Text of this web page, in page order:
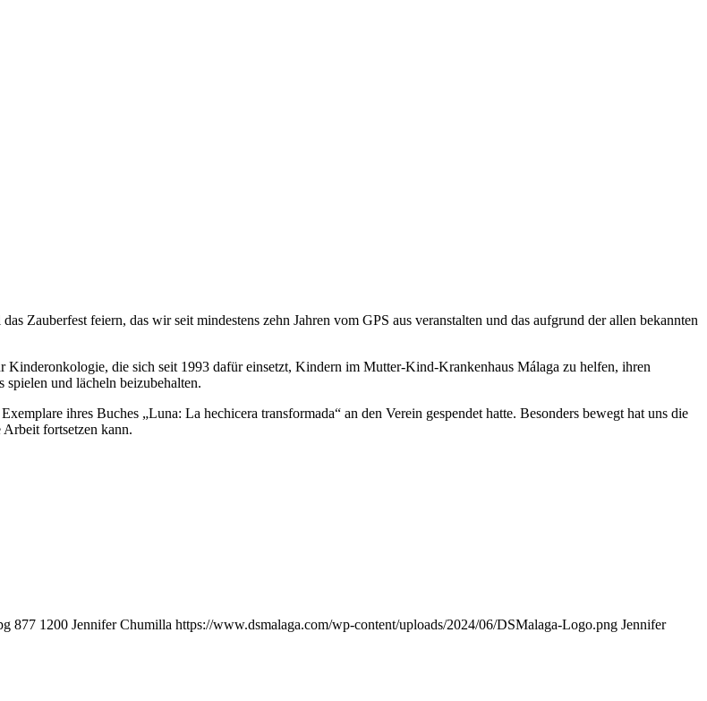
Zauberfest feiern, das wir seit mindestens zehn Jahren vom GPS aus veranstalten und das aufgrund der allen bekannten
die sich seit 1993 dafür einsetzt, Kindern im Mutter-Kind-Krankenhaus Málaga zu helfen, ihren
spielen und lächeln beizubehalten.
ihres Buches „Luna: La hechicera transformada“ an den Verein gespendet hatte. Besonders bewegt hat uns die
fortsetzen kann.
877 1200 Jennifer Chumilla https://www.dsmalaga.com/wp-content/uploads/2024/06/DSMalaga-Logo.png Jennifer